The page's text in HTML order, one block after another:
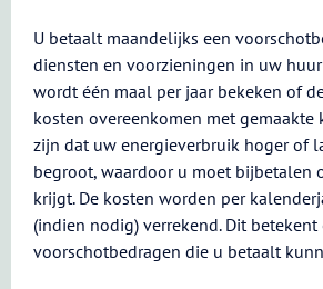
U betaalt maandelijks een
diensten en voorzieningen in uw
wordt één maal per jaar bekeken of
kosten overeenkomen met gemaakte
zijn dat uw energieverbruik hoger of
begroot, waardoor u moet bijbetalen
krijgt. De kosten worden per
(indien nodig) verrekend. Dit
voorschotbedragen die u betaalt